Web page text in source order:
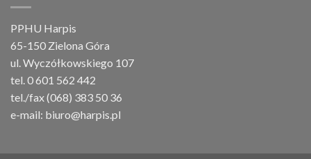
PPHU Harpis
65-150 Zielona Góra
ul. Wyczółkowskiego 107
tel. 0 601 562 442
tel./fax (068) 383 50 36
e-mail: biuro@harpis.pl